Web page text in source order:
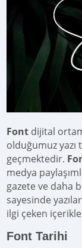
Font dijital
olduğumuz
geçmektedir.
medya
gazete ve daha
sayesinde
ilgi çeken
Font Tarihi